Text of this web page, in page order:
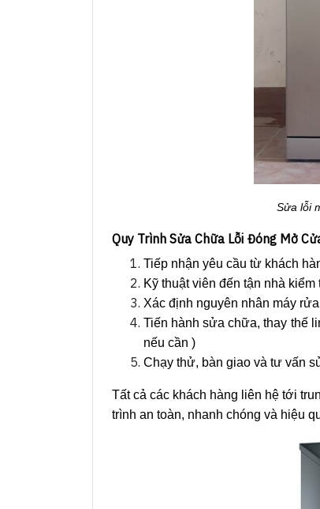
Sửa lỗi
Quy Trình Sửa Chữa Lỗi Đóng Mở
Tiếp nhận yêu cầu từ khách
Kỹ thuật viên đến tận nhà kiểm
Xác định nguyên nhân máy
Tiến hành sửa chữa, thay thế
nếu cần )
Chạy thử, bàn giao và tư vấn
Tất cả các khách hàng liên hệ tới
trình an toàn, nhanh chóng và hiệu